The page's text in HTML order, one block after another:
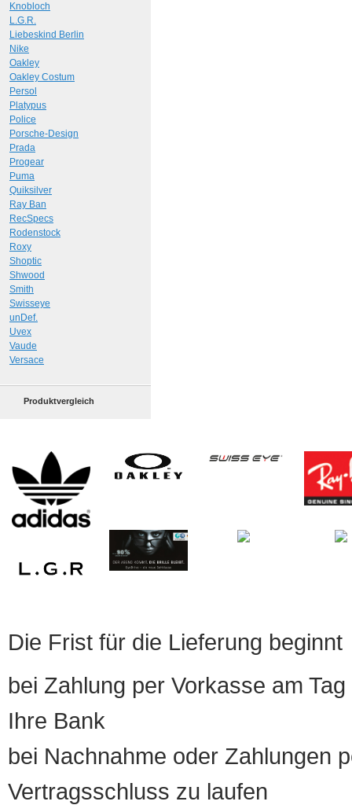
Knobloch
L.G.R.
Liebeskind Berlin
Nike
Oakley
Oakley Costum
Persol
Platypus
Police
Porsche-Design
Prada
Progear
Puma
Quiksilver
Ray Ban
RecSpecs
Rodenstock
Roxy
Shoptic
Shwood
Smith
Swisseye
unDef.
Uvex
Vaude
Versace
Produktvergleich
Die Frist für die Lieferung beginnt
bei Zahlung per Vorkasse am
Ihre Bank
bei Nachnahme oder Zahlungen
Vertragsschluss zu laufen